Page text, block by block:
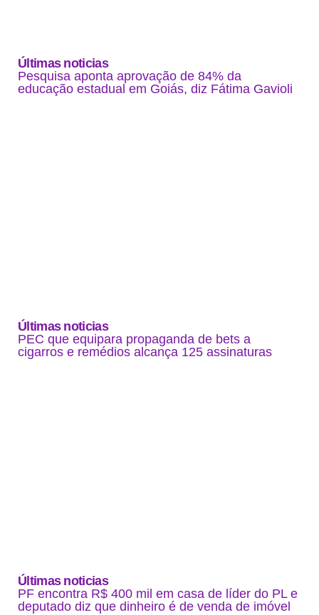
Últimas noticias
Pesquisa aponta aprovação de 84% da
educação estadual em Goiás, diz Fátima Gavioli
Últimas noticias
PEC que equipara propaganda de bets a
cigarros e remédios alcança 125 assinaturas
Últimas noticias
PF encontra R$ 400 mil em casa de líder do PL e
deputado diz que dinheiro é de venda de imóvel